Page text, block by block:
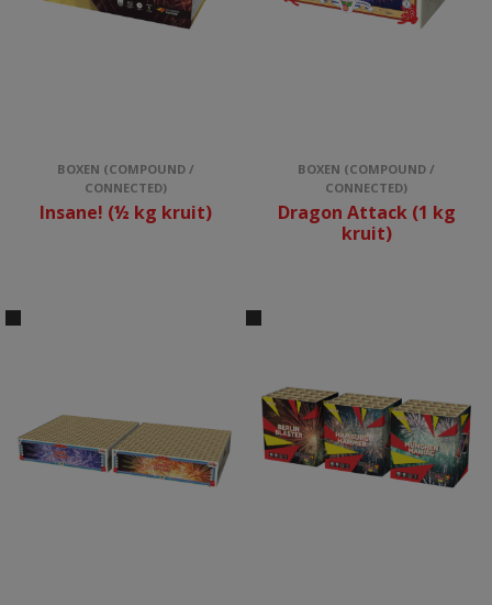
BOXEN (COMPOUND /
CONNECTED)
Insane! (½ kg kruit)
BOXEN (COMPOUND /
CONNECTED)
Dragon Attack (1 kg
kruit)